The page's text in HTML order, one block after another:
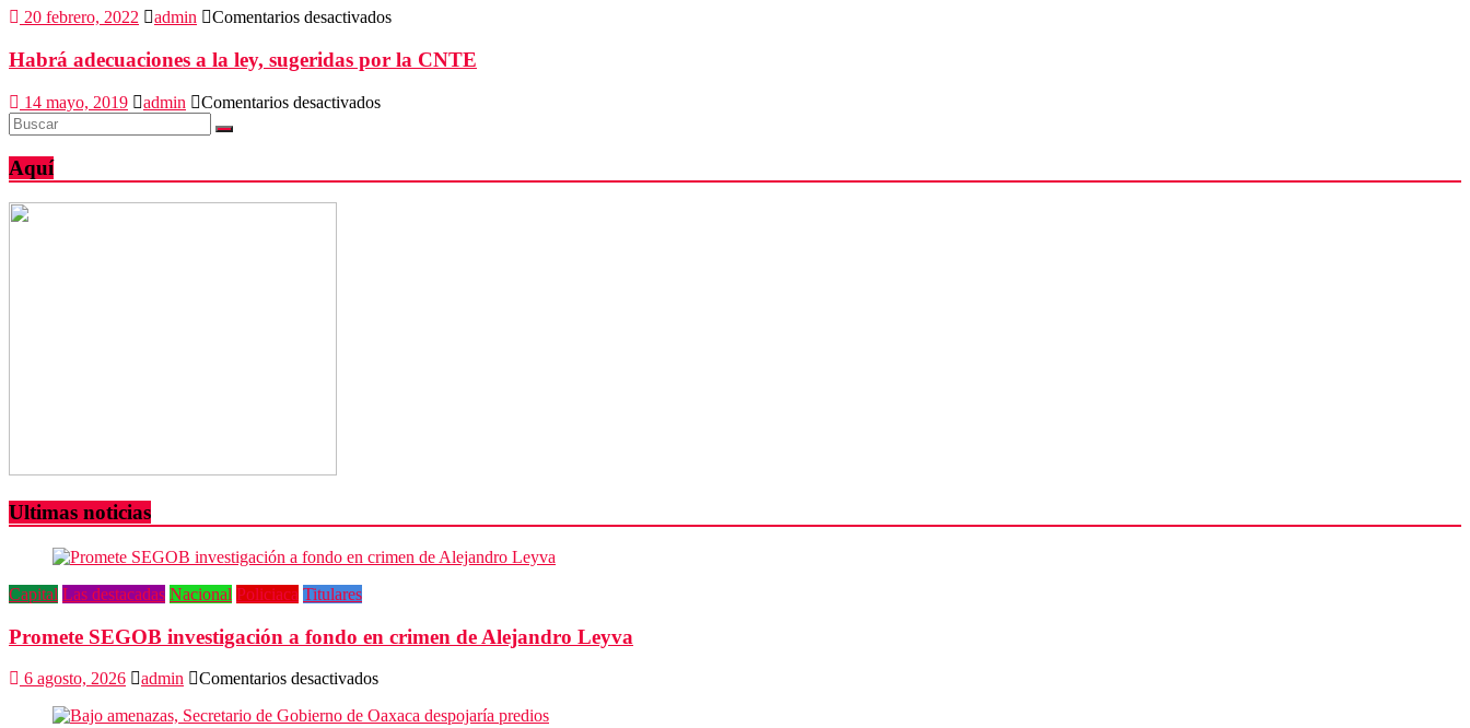
y
Tehuantepec
20 febrero, 2022 admin Comentarios desactivadosen
más
Habrá adecuaciones a la ley, sugeridas por la CNTE
14 mayo, 2019 admin Comentarios desactivadosen
la
Aquí
Ultimas noticias
Capital Las destacadas Nacional Policiaca Titulares
Promete SEGOB investigación a fondo en crimen de Alejandro Leyva
6 agosto, 2026 admin Comentarios desactivadosen
SEGOB